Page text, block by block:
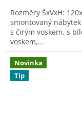
Rozměry ŠxVxH:
smontovaný
s čirým voskem, s
voskem,...
Novinka
Tip